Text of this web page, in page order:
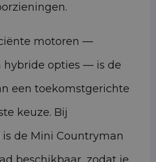
motoren —
hybride opties — is de
een toekomstgerichte
keuze. Bij
is de Mini Countryman